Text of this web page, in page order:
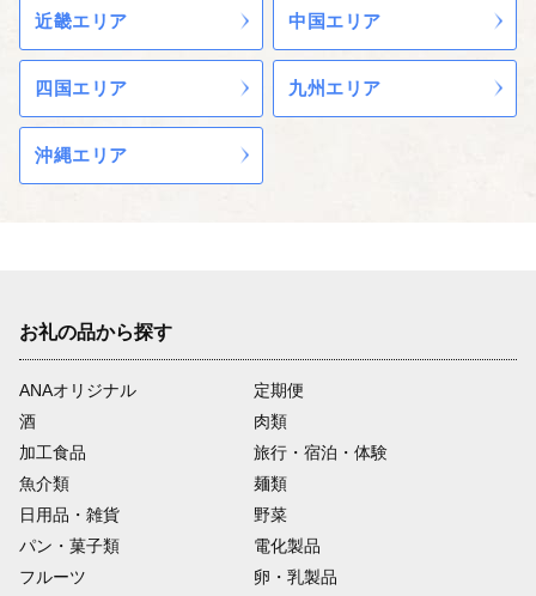
近畿エリア 中国エリア
四国エリア 九州エリア
沖縄エリア
お礼の品から探す
ANAオリジナル
定期便
酒
肉類
加工食品
旅行・宿泊・体験
魚介類
麺類
日用品・雑貨
野菜
パン・菓子類
電化製品
フルーツ
卵・乳製品